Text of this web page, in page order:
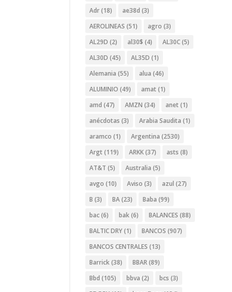
Adr(18) ae38d (3)
AEROLINEAS (51) agro (3)
AL29D (2) al30$ (4) AL30C(5)
AL30D (45) AL35D (1)
Alemania (55) alua (46)
ALUMINIO (49) amat (1)
amd (47) AMZN (34) anet (1)
anécdotas (3) Arabia Saudita (1)
aramco (1) Argentina (2530)
Argt (119) ARKK(37) asts (8)
AT&T (5) Australia (5)
avgo (10) Aviso (3) azul (27)
B (3) BA(23) Baba (99)
bac(6) bak(6) BALANCES (88)
BALTIC DRY(1) BANCOS (907)
BANCOS CENTRALES (13)
Barrick(38) BBAR(89)
Bbd (105) bbva (2) bcs (3)